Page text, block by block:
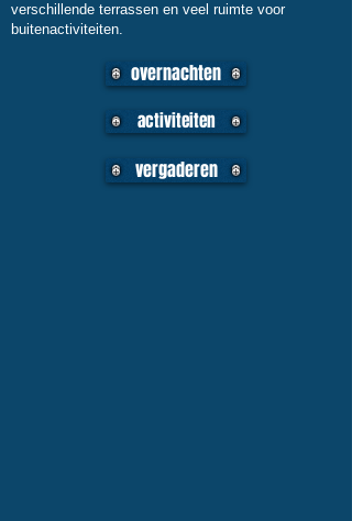
verschillende terrassen en veel ruimte voor
buitenactiviteiten.
overnachten
activiteiten
vergaderen